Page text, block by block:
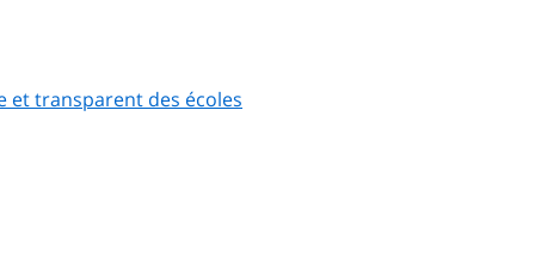
et transparent des écoles